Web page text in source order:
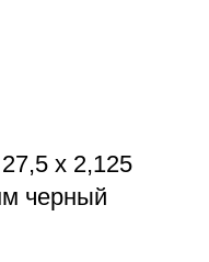
х 2,125
черный